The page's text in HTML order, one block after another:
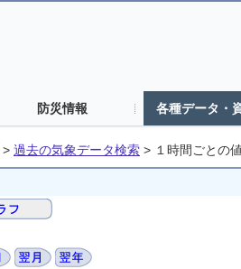
防災情報 各種データ・
> 過去の気象データ検索 > １時間ごとの